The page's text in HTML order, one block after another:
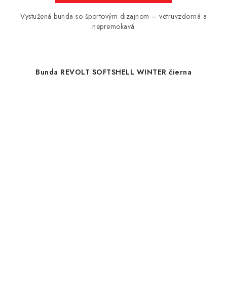
Vystužená bunda so športovým dizajnom – vetruvzdorná a
nepremokavá
Bunda REVOLT SOFTSHELL WINTER čierna